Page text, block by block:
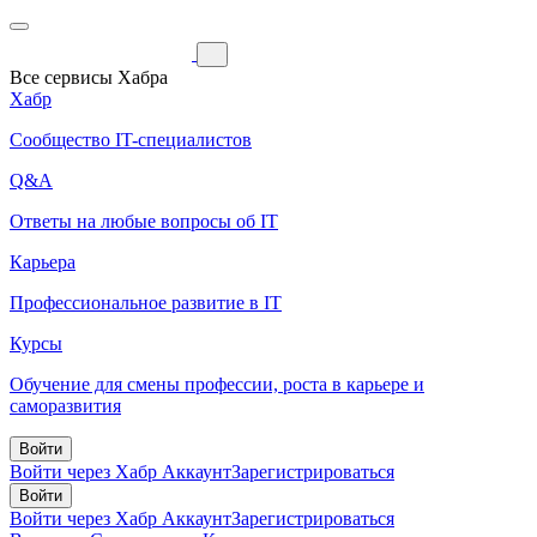
Все сервисы Хабра
Хабр
Сообщество IT-специалистов
Q&A
Ответы на любые вопросы об IT
Карьера
Профессиональное развитие в IT
Курсы
Обучение для смены профессии, роста в карьере и
саморазвития
Войти
Войти через Хабр АккаунтЗарегистрироваться
Войти
Войти через Хабр АккаунтЗарегистрироваться